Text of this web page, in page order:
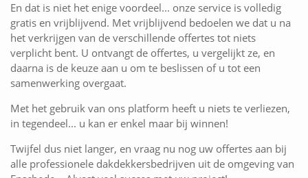
En dat is niet het enige voordeel... onze service is volledig
gratis en vrijblijvend. Met vrijblijvend bedoelen we dat u na
het verkrijgen van de verschillende offertes tot niets
verplicht bent. U ontvangt de offertes, u vergelijkt ze, en
daarna is de keuze aan u om te beslissen of u tot een
samenwerking overgaat.
Met het gebruik van ons platform heeft u niets te verliezen,
in tegendeel... u kan er enkel maar bij winnen!
Twijfel dus niet langer, en vraag nu nog uw offertes aan bij
alle professionele dakdekkersbedrijven uit de omgeving van